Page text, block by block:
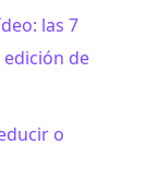
las 7
de
o